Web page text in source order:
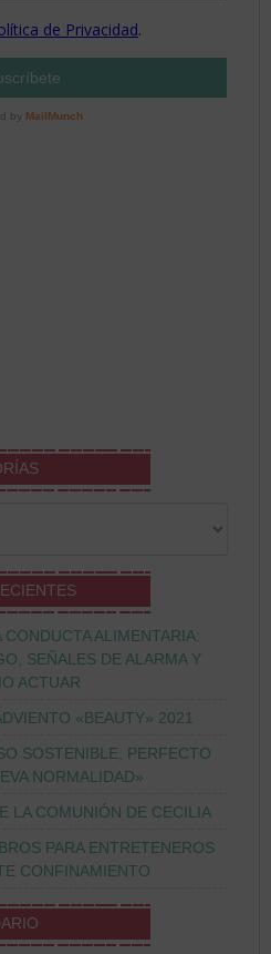
ALIMENTARIA:
SEÑALES DE ALARMA Y
ACTUAR
«BEAUTY» 2021
SOSTENIBLE, PERFECTO
NORMALIDAD»
LA COMUNIÓN DE CECILIA
PARA ENTRETENEROS
CONFINAMIENTO